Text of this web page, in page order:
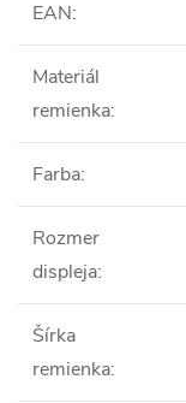
EAN:
Materiál
remienka:
Farba:
Rozmer
displeja:
Šírka
remienka: